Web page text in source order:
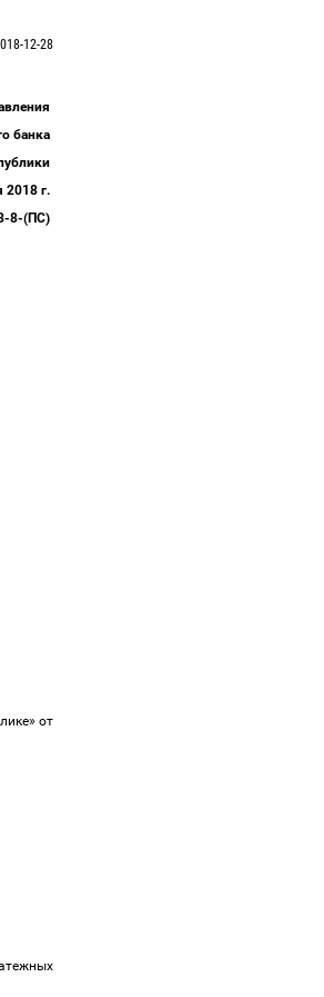
12-28
банка
2018 г.
-8-(ПС)
от